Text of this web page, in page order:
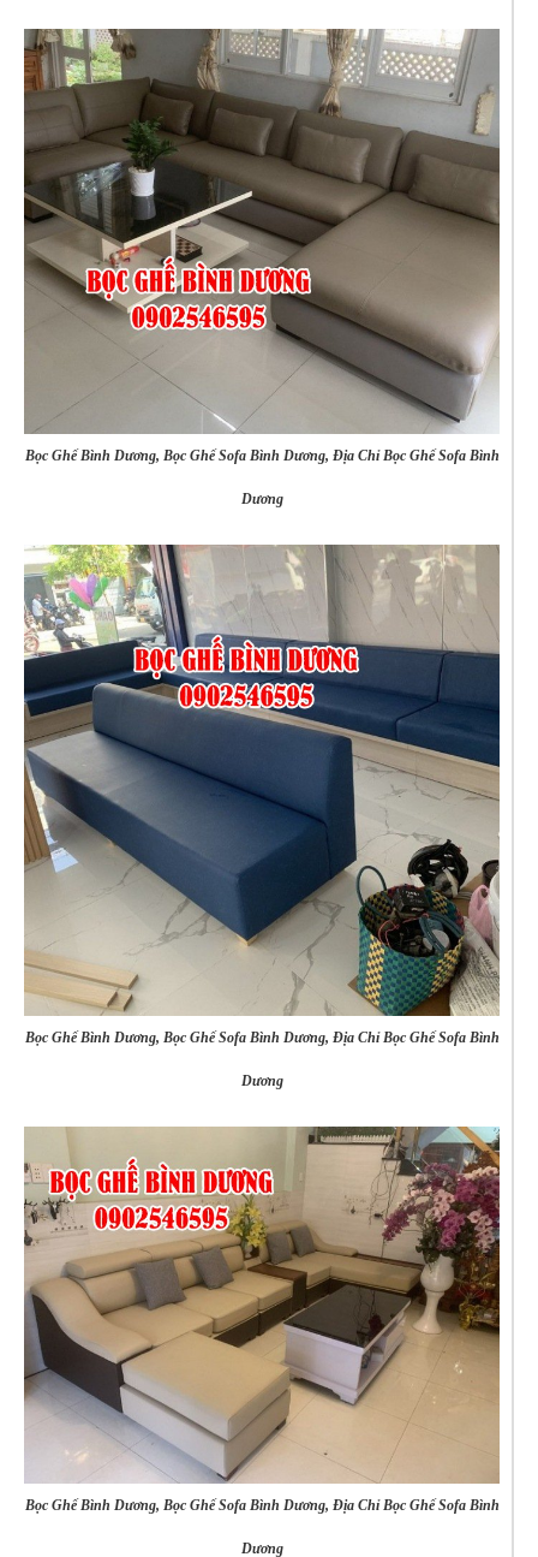
Bọc Ghế Bình Dương, Bọc Ghế Sofa Bình Dương, Địa Chỉ Bọc Ghế Sofa Bình
Dương
Bọc Ghế Bình Dương, Bọc Ghế Sofa Bình Dương, Địa Chỉ Bọc Ghế Sofa Bình
Dương
Bọc Ghế Bình Dương, Bọc Ghế Sofa Bình Dương, Địa Chỉ Bọc Ghế Sofa Bình
Dương